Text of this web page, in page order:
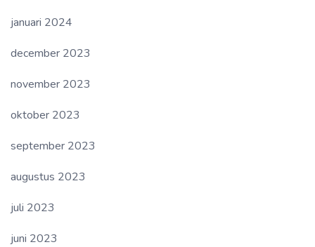
januari 2024
december 2023
november 2023
oktober 2023
september 2023
augustus 2023
juli 2023
juni 2023